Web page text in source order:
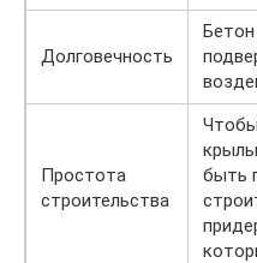
Долговечность
Бетон
Простота
строительства
быть